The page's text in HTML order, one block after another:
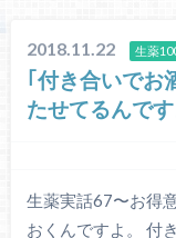
2018.11.22 生薬
｢付き合いでお
たせてるんで
生薬実話67〜お得
おくんですよ。 付